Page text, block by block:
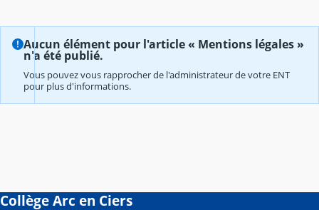
Aucun élément pour l'article « Mentions légales »
n'a été publié.
Vous pouvez vous rapprocher de l'administrateur de votre ENT
pour plus d'informations.
Collège Arc en Ciers